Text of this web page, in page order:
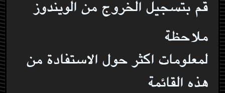
قم بتسجيل الخروج من الويندوز
ملاحظة
لمعلومات اكثر حول الاستفادة من
هذه القائمة